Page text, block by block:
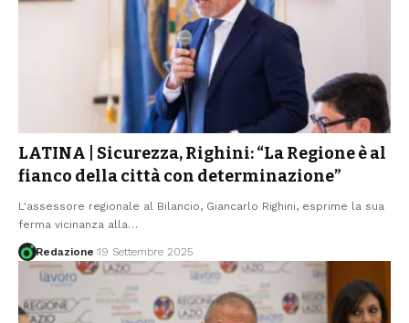
LATINA | Sicurezza, Righini: “La Regione è al
fianco della città con determinazione”
L'assessore regionale al Bilancio, Giancarlo Righini, esprime la sua
ferma vicinanza alla…
Redazione 19 Settembre 2025